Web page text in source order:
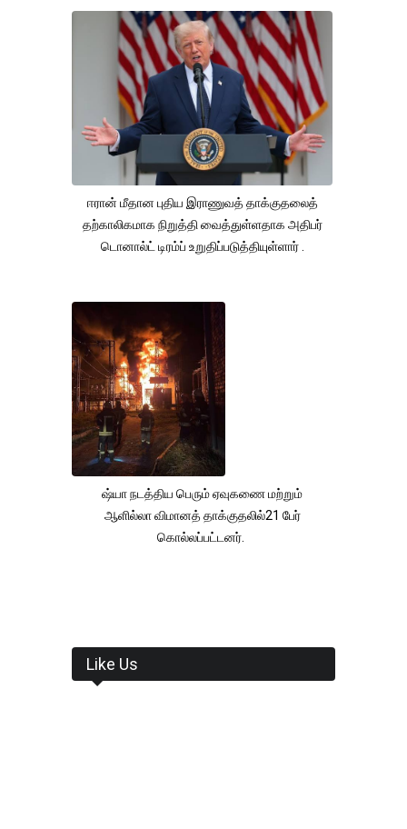
ஈரான் மீதான புதிய இராணுவத் தாக்குதலைத்
தற்காலிகமாக நிறுத்தி வைத்துள்ளதாக அதிபர்
டொனால்ட் டிரம்ப் உறுதிப்படுத்தியுள்ளார் .
ஷ்யா நடத்திய பெரும் ஏவுகணை மற்றும்
ஆளில்லா விமானத் தாக்குதலில்21 பேர்
கொல்லப்பட்டனர்.
Like Us